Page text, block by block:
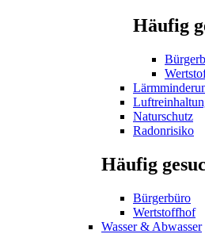
Häufig
Naturschutz
Radonrisiko
Häufig
Bürgerbüro
Wertstoffhof
Wasser & Abwasser